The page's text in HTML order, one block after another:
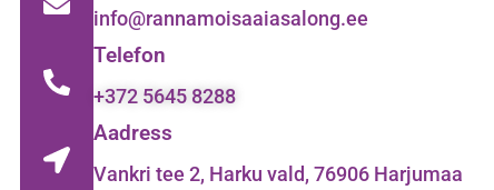
info@rannamoisaaiasalong.ee
Telefon
+372 5645 8288
Aadress
Vankri tee 2, Harku vald, 76906 Harjumaa